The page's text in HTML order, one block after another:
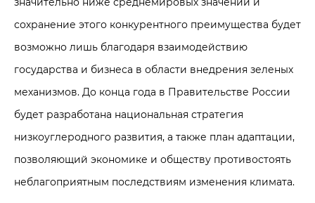
сохранение этого конкурентного преимущества будет
возможно лишь благодаря взаимодействию
государства и бизнеса в области внедрения зеленых
механизмов. До конца года в Правительстве России
будет разработана национальная стратегия
низкоуглеродного развития, а также план адаптации,
позволяющий экономике и обществу противостоять
неблагоприятным последствиям изменения климата.